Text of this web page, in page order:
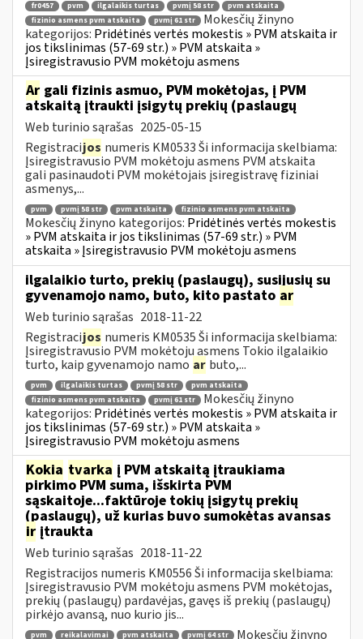
fr0457 pvm ilgalaikis turtas pvmį 58 str
pvm atskaita
fizinio asmens pvm atskaita
pvmį 61 str
Mokesčių žinyno
kategorijos: Pridėtinės vertės mokestis » PVM atskaita ir
jos tikslinimas (57-69 str.) » PVM atskaita »
Įsiregistravusio PVM mokėtoju asmens
Ar gali fizinis asmuo, PVM mokėtojas, į PVM
atskaitą įtraukti įsigytų prekių (paslaugų
Web turinio sąrašas 2025-05-15
Registracijos numeris KM0533 Ši informacija skelbiama:
Įsiregistravusio PVM mokėtoju asmens PVM atskaita
gali pasinaudoti PVM mokėtojais įsiregistravę fiziniai
asmenys,...
pvm pvmį 58 str pvm atskaita fizinio asmens pvm atskaita
Mokesčių žinyno kategorijos: Pridėtinės vertės mokestis
» PVM atskaita ir jos tikslinimas (57-69 str.) » PVM
atskaita » Įsiregistravusio PVM mokėtoju asmens
ilgalaikio turto, prekių (paslaugų), susijusių su
gyvenamojo namo, buto, kito pastato ar
Web turinio sąrašas 2018-11-22
Registracijos numeris KM0535 Ši informacija skelbiama:
Įsiregistravusio PVM mokėtoju asmens Tokio ilgalaikio
turto, kaip gyvenamojo namo ar buto,...
pvm ilgalaikis turtas pvmį 58 str
pvm atskaita
fizinio asmens pvm atskaita
pvmį 61 str
Mokesčių žinyno
kategorijos: Pridėtinės vertės mokestis » PVM atskaita ir
jos tikslinimas (57-69 str.) » PVM atskaita »
Įsiregistravusio PVM mokėtoju asmens
Kokia tvarka į PVM atskaitą įtraukiama
pirkimo PVM suma, išskirta PVM
sąskaitoje...faktūroje tokių įsigytų prekių
(paslaugų), už kurias buvo sumokėtas avansas
ir įtraukta
Web turinio sąrašas 2018-11-22
Registracijos numeris KM0556 Ši informacija skelbiama:
Įsiregistravusio PVM mokėtoju asmens PVM mokėtojas,
prekių (paslaugų) pardavėjas, gavęs iš prekių (paslaugų)
pirkėjo avansą, nuo kurio jis...
pvm reikalavimai pvm atskaita pvmį 64 str Mokesčių žinyno